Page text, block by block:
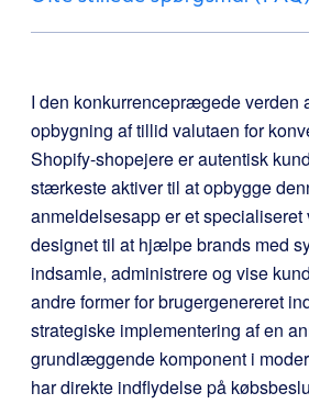
I den konkurrenceprægede verden
opbygning af tillid valutaen for
Shopify-shopejere er autentisk
stærkeste aktiver til at opbygge
anmeldelsesapp er et
designet til at hjælpe brands med
indsamle, administrere og vise
andre former for brugergenereret
strategiske implementering af en
grundlæggende komponent i
har direkte indflydelse på